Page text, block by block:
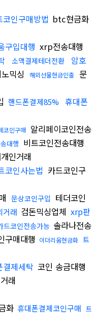
인구매방법 btc현금화
구입대행 xrp전송대행
소액결제테더전환
암호
믹싱 해외선물현금인출 문
핸드폰결제85%
휴대폰
코인구매 알리페이코인전송
대행 비트코인전송대행
인거래
코인사는법 카드코인구
문상코인구입 테더코인
거래 검돈믹싱업체 xrp판
드코인전송가능 솔라나전송
구매대행 이더리움현금화 트
결제세탁 코인 송금대행
래
화 휴대폰결제코인구매 트